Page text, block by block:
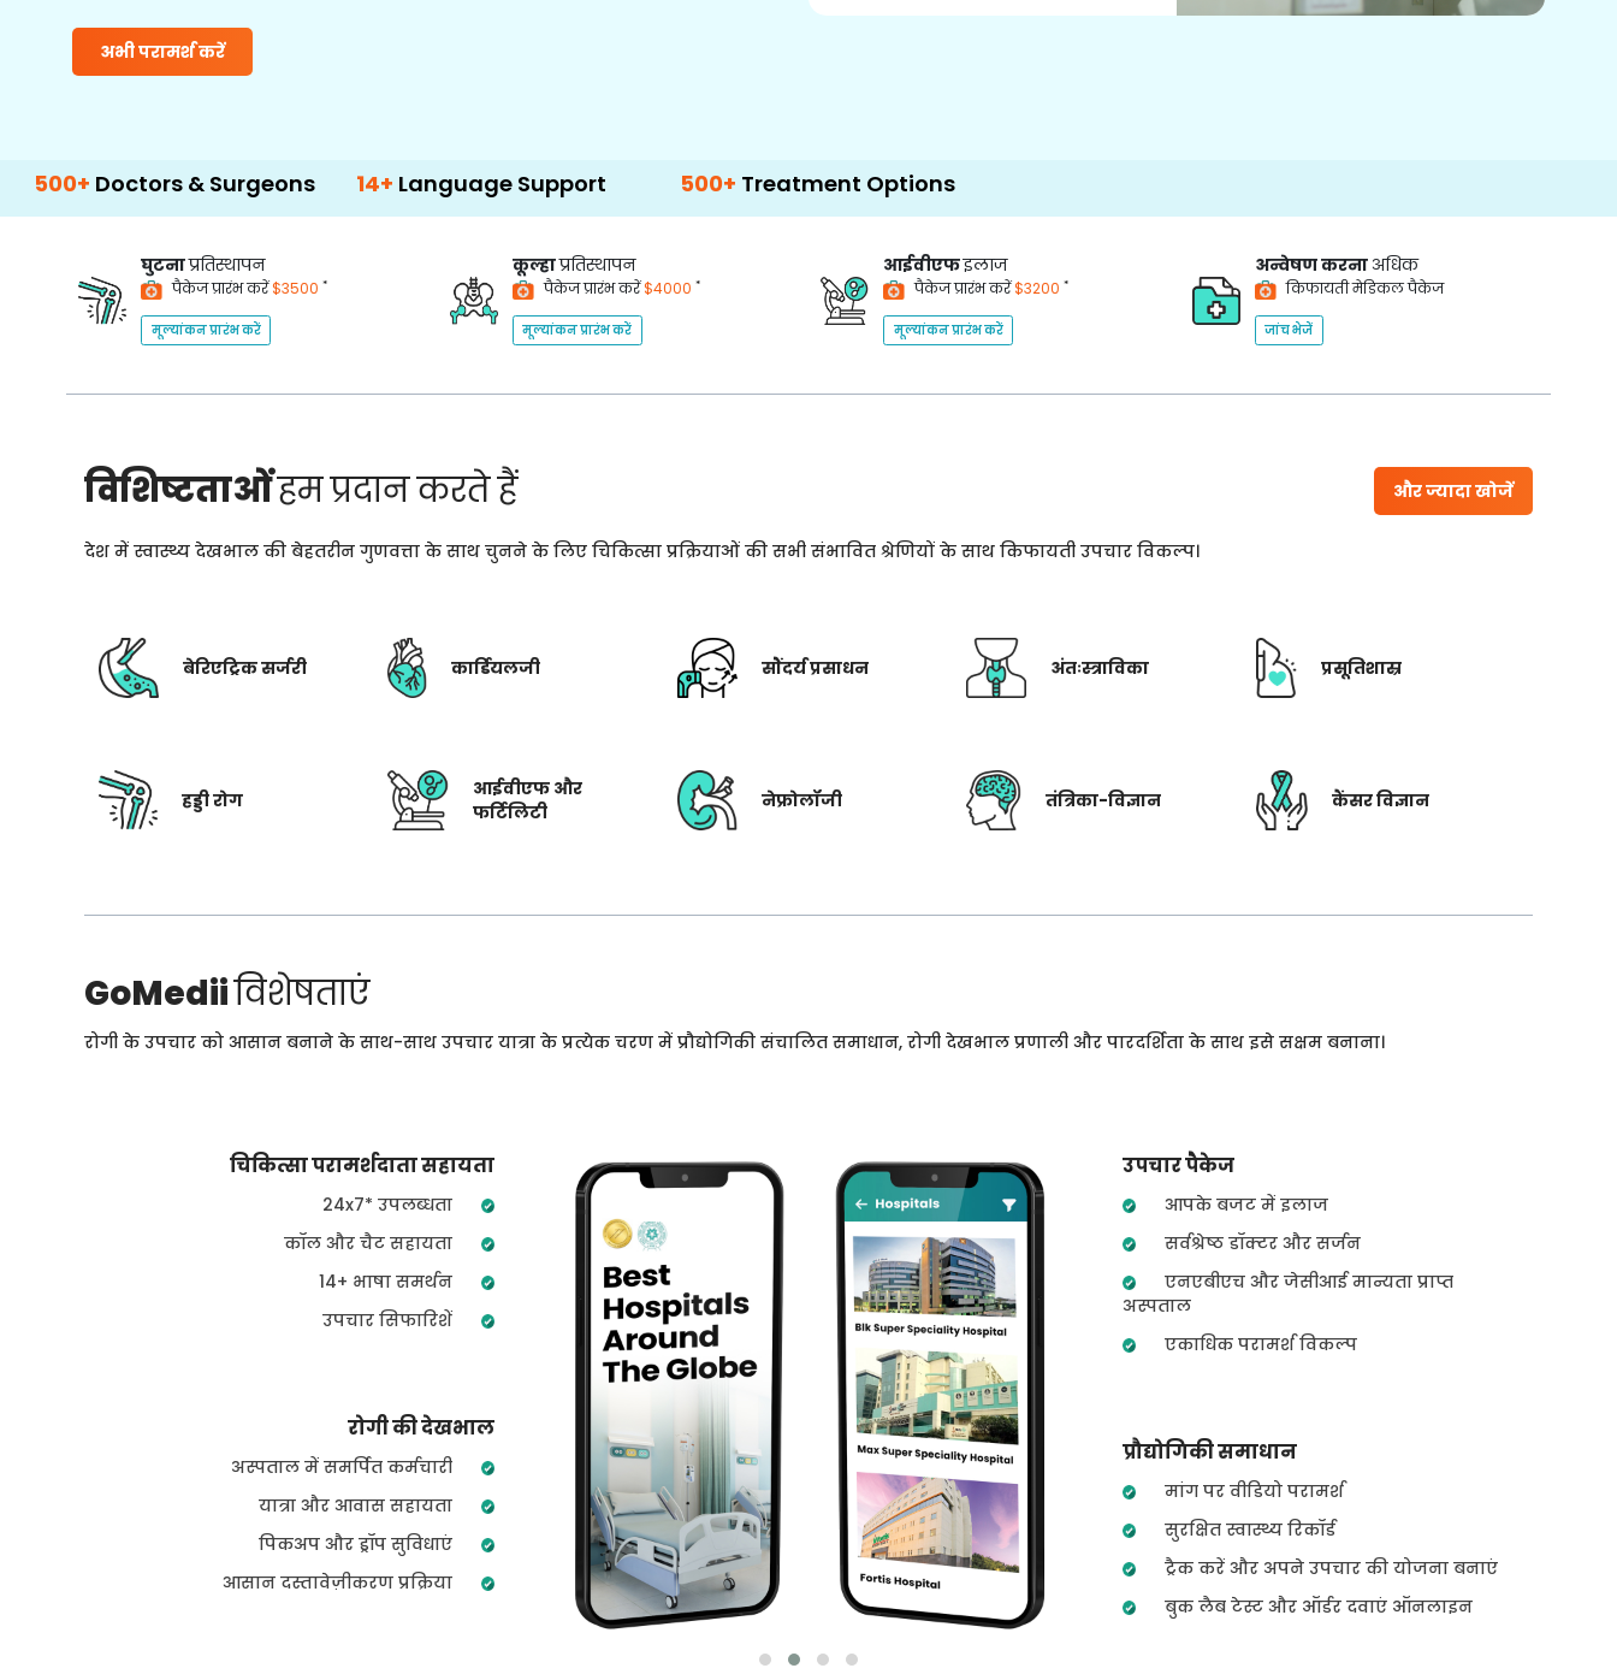
अभी परामर्श करें
& Surgeons 14+Language Support 500+ Treatment Options
घुटनाप्रतिस्थापन
पैकेज प्रारंभ करें$3500 *
मूल्यांकन प्रारंभ करें
कूल्हाप्रतिस्थापन
पैकेज प्रारंभ करें$4000 *
मूल्यांकन प्रारंभ करें
आईवीएफइलाज
पैकेज प्रारंभ करें$3200 *
मूल्यांकन प्रारंभ करें
अन्वेषण करना अधिक
किफायती मेडिकल पैकेज
जांच भेजें
विशिष्टताओंहम प्रदान करते हैं और ज्यादा खोजें
देश में स्वास्थ्य देखभाल की बेहतरीन गुणवत्ता के साथ चुनने के लिए चिकित्सा प्रक्रियाओं की सभी संभावित श्रेणियों के साथ किफायती उपचार विकल्प।
बेरिएट्रिक सर्जरी कार्डियलजी सौंदर्य प्रसाधन अंतःस्त्राविका प्रसूतिशास्र
हड्डी रोग
आईवीएफ और
फर्टिलिटी
नेफ्रोलॉजी तंत्रिका-विज्ञान कैंसर विज्ञान
GoMediiविशेषताएं
रोगी के उपचार को आसान बनाने के साथ-साथ उपचार यात्रा के प्रत्येक चरण में प्रौद्योगिकी संचालित समाधान, रोगी देखभाल प्रणाली और पारदर्शिता के साथ इसे सक्षम बनाना।
चिकित्सा परामर्शदाता सहायता
24x7* उपलब्धता
कॉल और चैट सहायता
14+ भाषा समर्थन
उपचार सिफारिशें
रोगी की देखभाल
अस्पताल में समर्पित कर्मचारी
यात्रा और आवास सहायता
पिकअप और ड्रॉप सुविधाएं
आसान दस्तावेज़ीकरण प्रक्रिया
उपचार पैकेज
आपके बजट में इलाज
सर्वश्रेष्ठ डॉक्टर और सर्जन
एनएबीएच और जेसीआई मान्यता प्राप्त
अस्पताल
एकाधिक परामर्श विकल्प
प्रौद्योगिकी समाधान
मांग पर वीडियो परामर्श
सुरक्षित स्वास्थ्य रिकॉर्ड
ट्रैक करें और अपने उपचार की योजना बनाएं
बुक लैब टेस्ट और ऑर्डर दवाएं ऑनलाइन